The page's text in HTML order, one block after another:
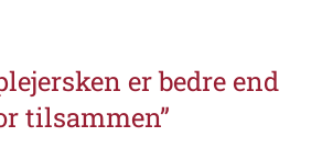
er bedre end
tilsammen”